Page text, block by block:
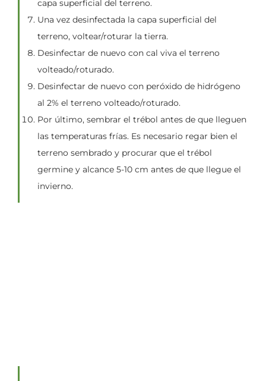
capa superficial del terreno.
Una vez desinfectada la capa superficial del
terreno, voltear/roturar la tierra.
Desinfectar de nuevo con cal viva el terreno
volteado/roturado.
Desinfectar de nuevo con peróxido de hidrógeno
al 2% el terreno volteado/roturado.
Por último, sembrar el trébol antes de que lleguen
las temperaturas frías. Es necesario regar bien el
terreno sembrado y procurar que el trébol
germine y alcance 5-10 cm antes de que llegue el
invierno.